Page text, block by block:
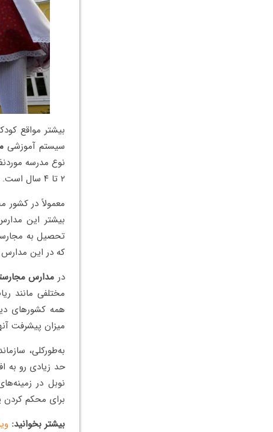
سیستم آموزشی
۲ تا ۴ سال است.
معمولاً در کشور
بیشتر این
تحصیل به
که در این
در مدارس
مختلفی مانند
همه کشورهای
میزان پیشرفت
به‌طورکلی،
حد زیادی رو به
نوبل در
برای محکم کردن
بیشتر بخوانید: